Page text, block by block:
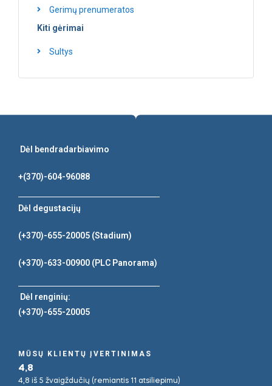
Gerimų prenumeratos
Kiti gėrimai
Sultys
Dėl bendradarbiavimo
+(370)-604-96088
Dėl degustacijų
(+370)-655-20005 (Stadium)
(+370)-633-00900 (PLC Panorama)
Dėl renginių:
(+370)-655-20005
MŪSŲ KLIENTŲ ĮVERTINIMAS
4,8
4,8 iš 5 žvaigždučių (remiantis 11 atsiliepimu)